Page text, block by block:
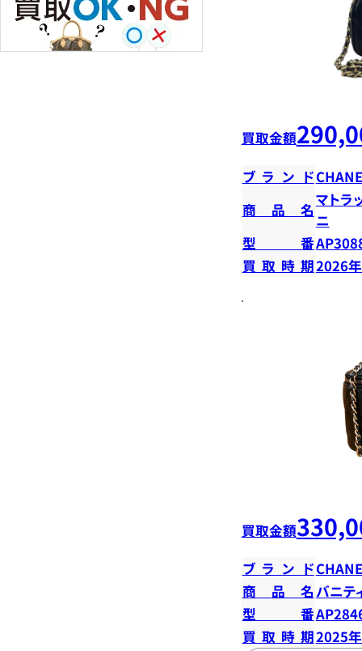
買取金額
ブランド
商品名
マトラ
ニ
型番
買取時期2026
買取金額
ブランド
商品名バニテ
型番
買取時期2025